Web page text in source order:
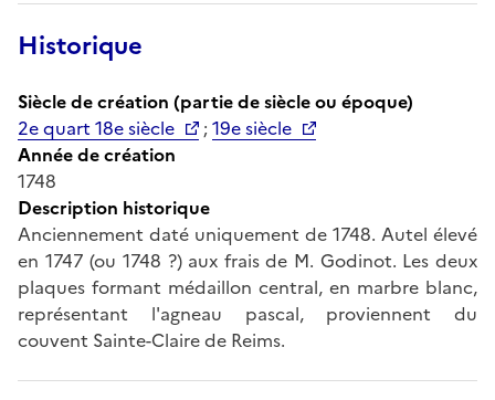
Historique
Siècle de création (partie de siècle ou époque)
2e quart 18e siècle
;19e siècle
Année de création
1748
Description historique
Anciennement daté uniquement de 1748. Autel élevé
en 1747 (ou 1748 ?) aux frais de M. Godinot. Les deux
plaques formant médaillon central, en marbre blanc,
représentant l'agneau pascal, proviennent du
couvent Sainte-Claire de Reims.